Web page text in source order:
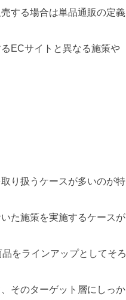
する場合は単品通販の定義
ECサイトと異なる施策や
り扱うケースが多いのが特
た施策を実施するケースが
をラインアップとしてそろ
そのターゲット層にしっか